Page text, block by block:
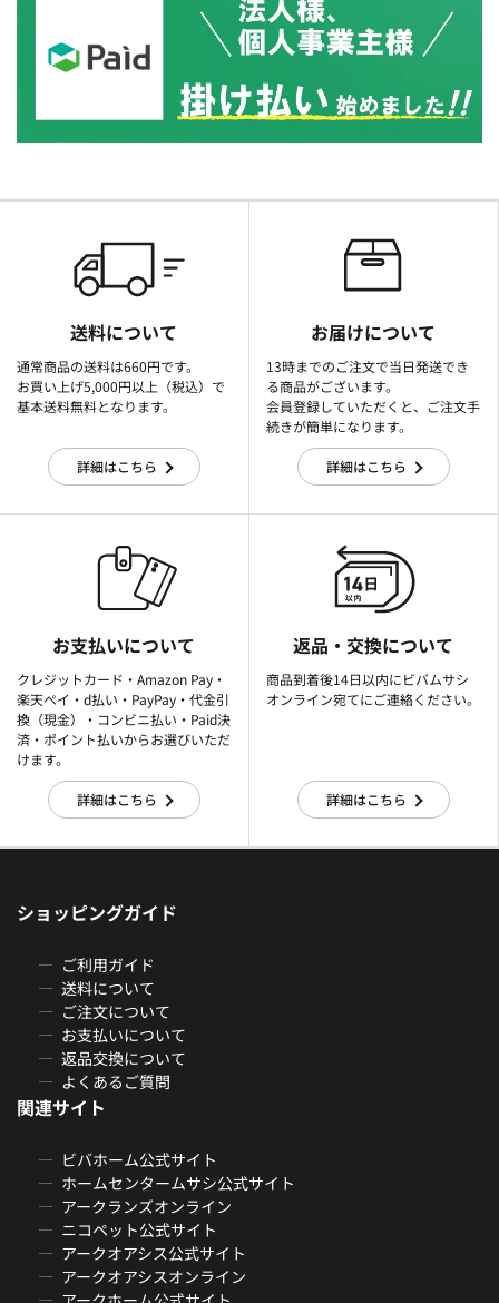
送料について
通常商品の送料は660円です。
お買い上げ5,000円以上（税込）で
基本送料無料となります。
詳細はこちら
お届けについて
13時までのご注文で当日発送でき
る商品がございます。
会員登録していただくと、ご注文手
続きが簡単になります。
詳細はこちら
お支払いについて
クレジットカード・Amazon Pay・
楽天ぺイ・d払い・PayPay・代金引
換（現金）・コンビニ払い・Paid決
済・ポイント払いからお選びいただ
けます。
詳細はこちら
返品・交換について
商品到着後14日以内にビバムサシ
オンライン宛てにご連絡ください。
詳細はこちら
ショッピングガイド
ご利用ガイド
送料について
ご注文について
お支払いについて
返品交換について
よくあるご質問
関連サイト
ビバホーム公式サイト
ホームセンタームサシ公式サイト
アークランズオンライン
ニコペット公式サイト
アークオアシス公式サイト
アークオアシスオンライン